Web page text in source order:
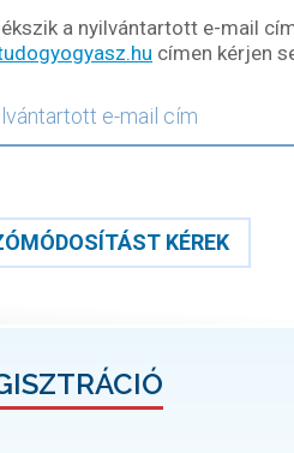
a nyilvántartott e-mail
címen kérjen
KÉREK